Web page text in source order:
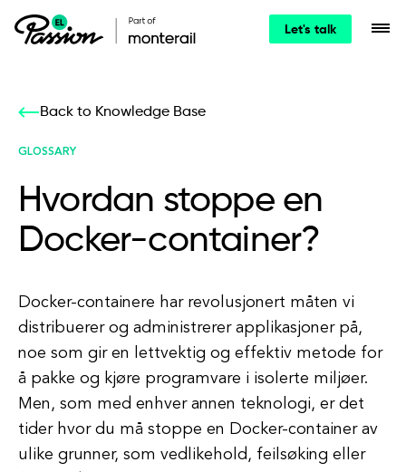
Let's talk
Back to Knowledge Base
GLOSSARY
Hvordan stoppe en
Docker-container?
Docker-containere har revolusjonert måten vi
distribuerer og administrerer applikasjoner på,
noe som gir en lettvektig og effektiv metode for
å pakke og kjøre programvare i isolerte miljøer.
Men, som med enhver annen teknologi, er det
tider hvor du må stoppe en Docker-container av
ulike grunner, som vedlikehold, feilsøking eller